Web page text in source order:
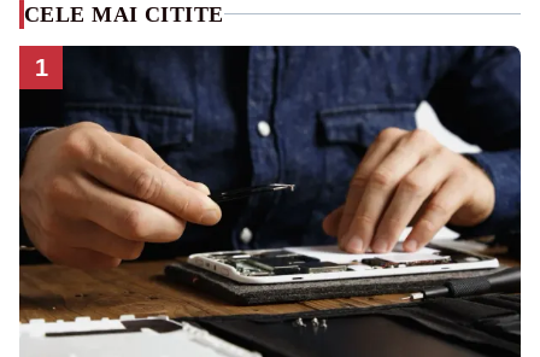
CELE MAI CITITE
1